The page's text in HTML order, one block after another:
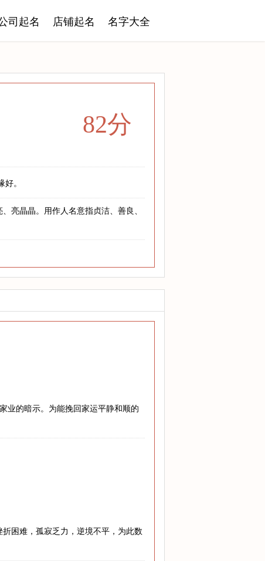
司起名 店铺起名 名字大全
82分
。
亮晶晶。用作人名意指贞洁、善良、
业的暗示。为能挽回家运平静和顺的
困难，孤寂乏力，逆境不平，为此数